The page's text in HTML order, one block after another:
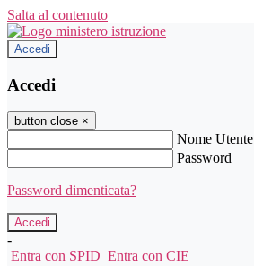
Salta al contenuto
Accedi
Accedi
button close ×
Nome Utente
Password
Password dimenticata?
-
Entra con SPID Entra con CIE